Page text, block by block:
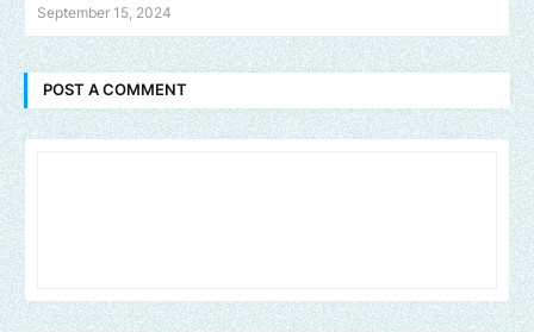
September 15, 2024
POST A COMMENT